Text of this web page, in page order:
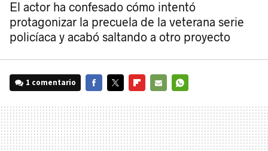
El actor ha confesado cómo intentó
protagonizar la precuela de la veterana serie
policíaca y acabó saltando a otro proyecto
1 comentario
MAIL